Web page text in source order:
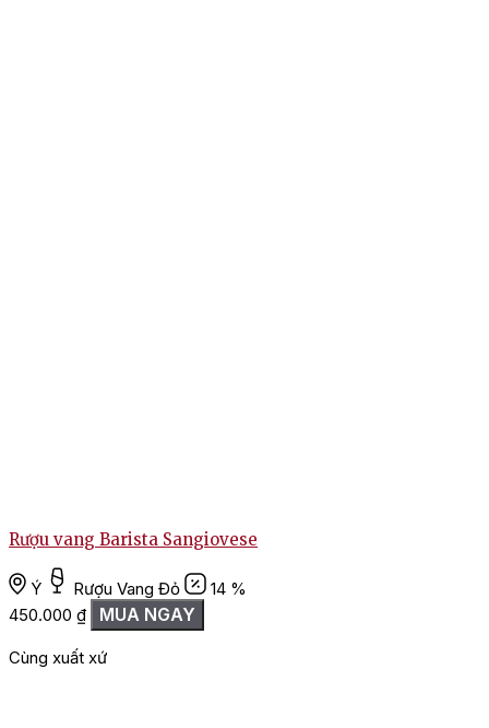
Rượu vang Barista Sangiovese
Ý Rượu Vang Đỏ
14 %
450.000 ₫ MUA NGAY
Cùng xuất xứ